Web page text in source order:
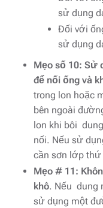
sử dụng
Đối với
sử dụng
Mẹo số 10: Sử
để nối ống và
trong lon hoặc
bên ngoài
lon khi bôi
nối. Nếu sử
cần sơn lớp
Mẹo # 11:
khô. Nếu dung
sử dụng một